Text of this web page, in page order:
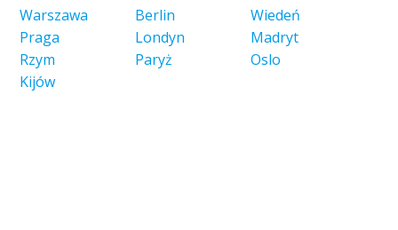
Warszawa Berlin
Wiedeń
Praga
Londyn
Madryt
Rzym
Paryż
Oslo
Kijów